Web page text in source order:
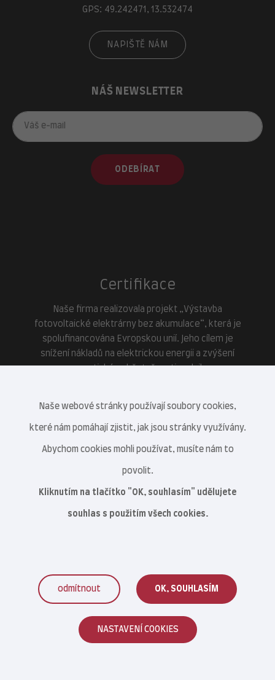
GPS: 49.242471, 13.532474
NAPIŠTĚ NÁM
NÁŠ NEWSLETTER
ODEBÍRAT
Certifikace
Naše firma realizovala projekt „Výstavba
fotovoltaické elektrárny bez akumulace“, která je
spolufinancována Evropskou unií. Jeho cílem je
snížení nákladů na elektrickou energii a zvýšení
Veterinární centrum s.r.o. © 2021–2026
Naše webové stránky používají soubory cookies,
které nám pomáhají zjistit, jak jsou stránky využívány.
Abychom cookies mohli používat, musíte nám to
povolit.
Kliknutím na tlačítko "OK, souhlasím" udělujete
souhlas s použitím všech cookies.
odmítnout OK, SOUHLASÍM
NASTAVENÍ COOKIES